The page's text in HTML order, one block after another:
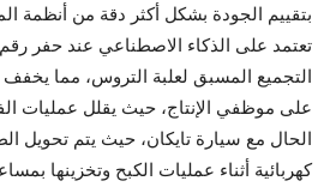
بتقييم الجودة بشكل أكثر دقة من أنظمة
تعتمد على الذكاء الاصطناعي عند حفر
التجميع المسبق لعلبة التروس، مما
على موظفي الإنتاج، حيث يقلل عمليات
الحال مع سيارة تايكان، حيث يتم تحويل
كهربائية أثناء عمليات الكبح وتخزينها